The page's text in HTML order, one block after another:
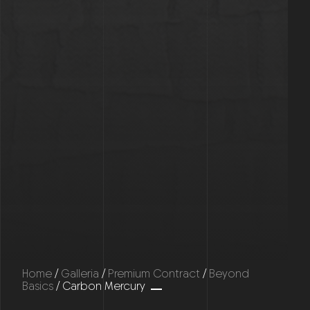
Home/Galleria /Premium Contract /Beyond
Basics/ Carbon Mercury